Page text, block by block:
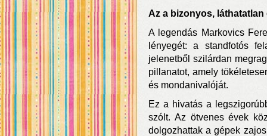
Az a bizonyos,
A legendás Markovics
lényegét: a standfotós
jelenetből szilárdan
pillanatot, amely
és mondanivalóját.
Ez a hivatás a
szólt. Az ötvenes évek
dolgozhattak a gépek